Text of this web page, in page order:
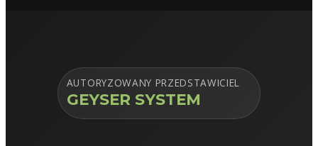
AUTORYZOWANY PRZEDSTAWICIEL
GEYSER SYSTEM